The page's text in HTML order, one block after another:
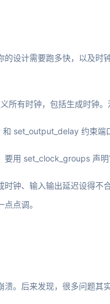
的设计需要跑多快，以及
所有时钟，包括生成时钟。
set_output_delay 约束端
要用 set_clock_groups 声
时钟、输入输出延迟设得
点调。
。后来发现，很多问题其